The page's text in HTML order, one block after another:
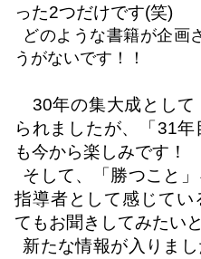
った2つだけです(笑)
どのような書籍が企画
うがないです！！
30年の集大成として
られましたが、「 31年
も今から楽しみです！
そして、「勝つこと
指導者として感じてい
てもお聞きしてみたい
新たな情報が入りま